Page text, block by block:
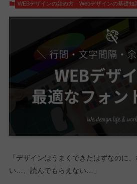
WEBデザインの始め方 Webデザインの基礎知
「デザインはうまくできたはずなのに
い…、読んでもらえない…」